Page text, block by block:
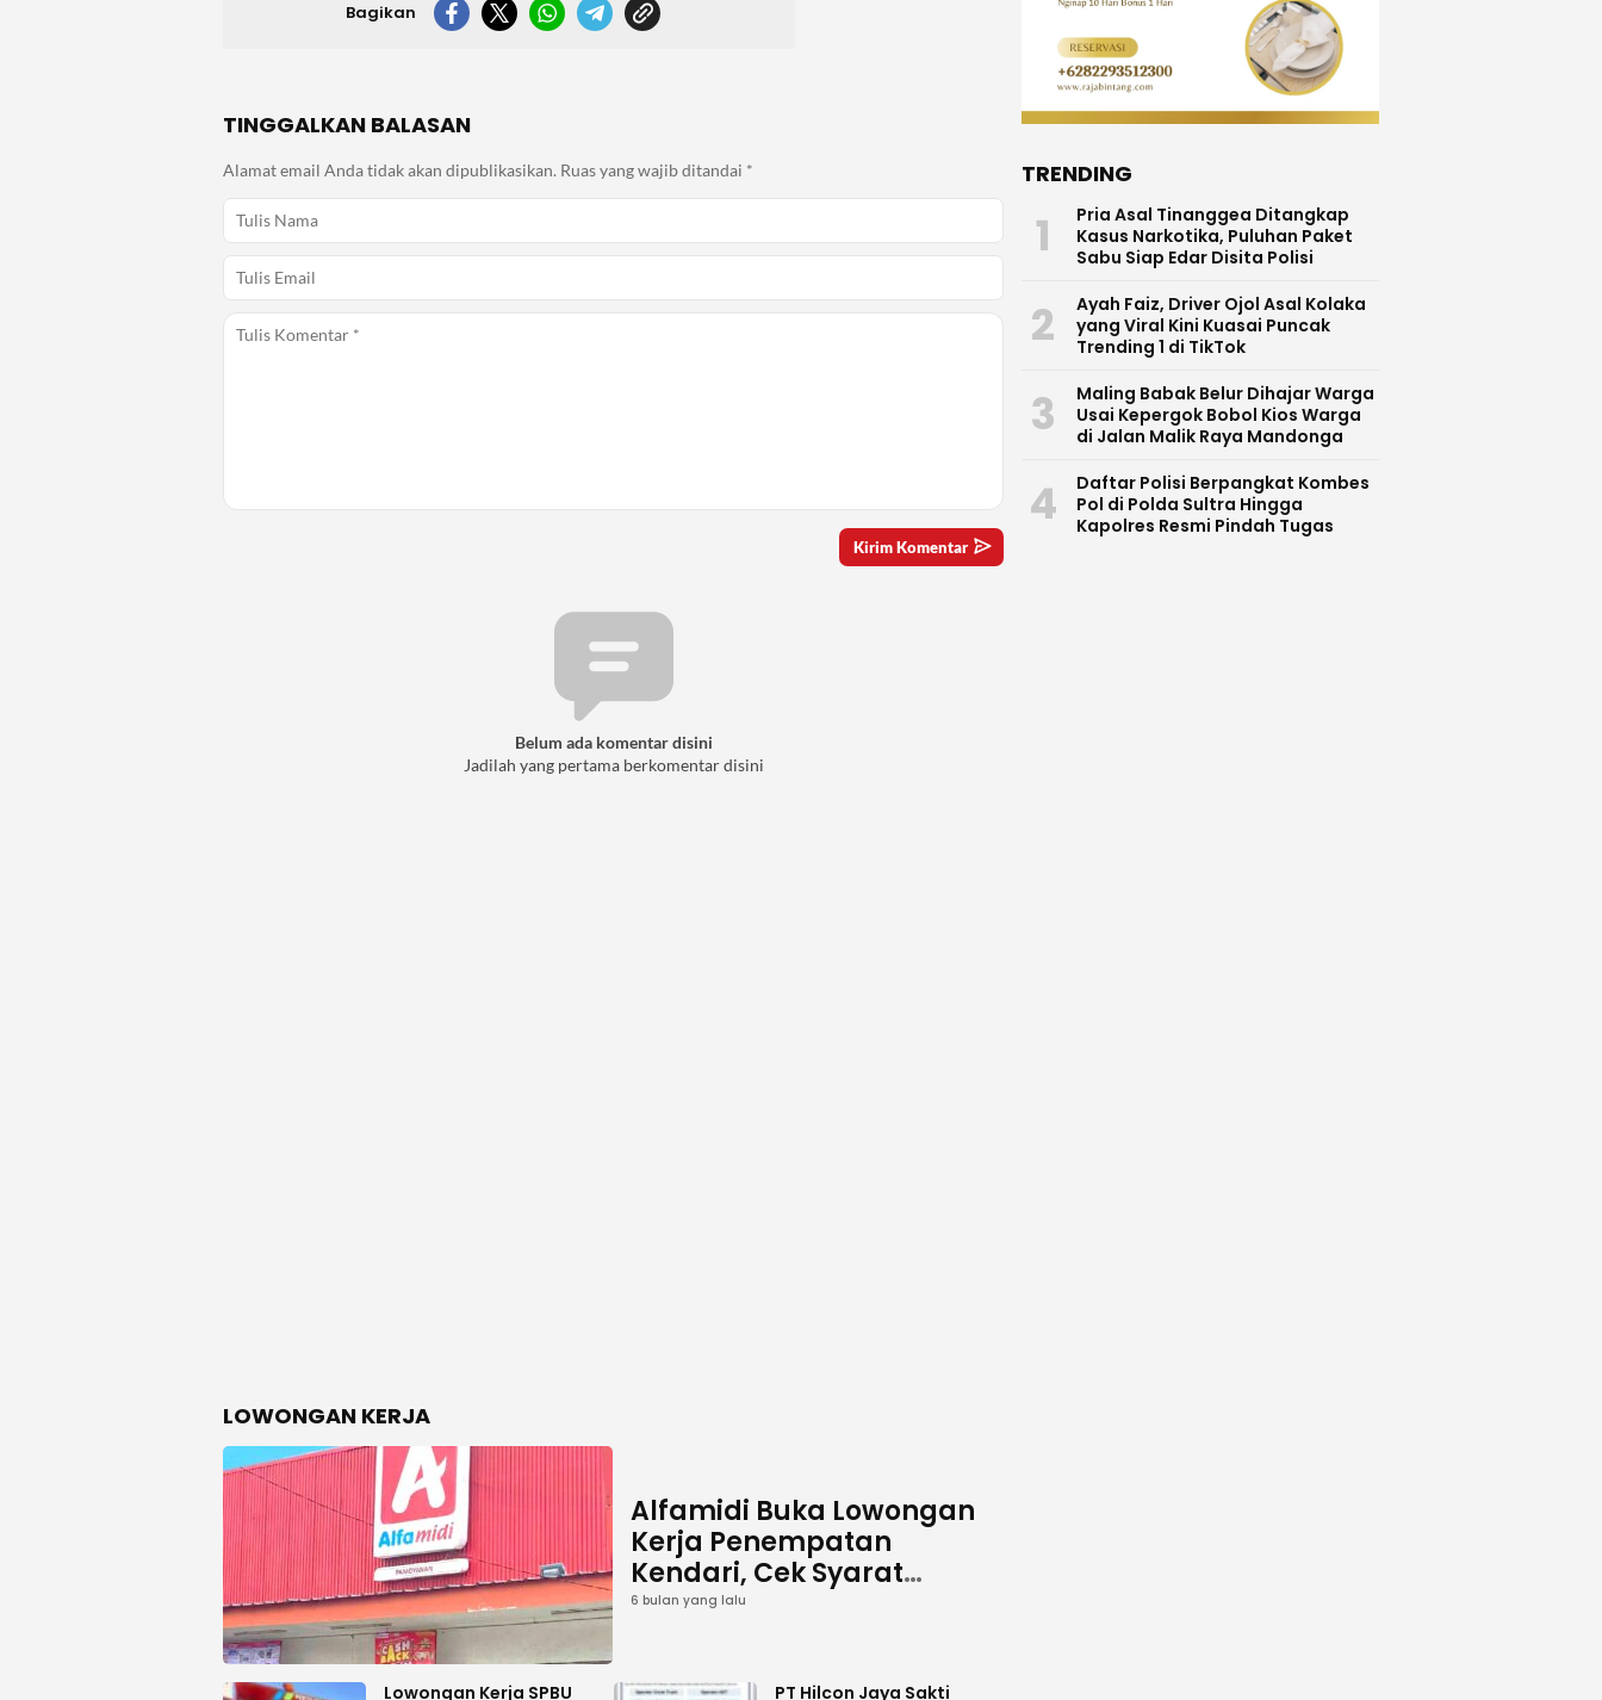
Bagikan
TINGGALKAN BALASAN
Alamat email Anda tidak akan dipublikasikan. Ruas yang wajib ditandai *
Belum ada komentar disini
Jadilah yang pertama berkomentar disini
LOWONGAN KERJA
Alfamidi Buka Lowongan
Kerja Penempatan
Kendari, Cek Syarat
Jadwal Pendaftarannya
6 bulan yang lalu
Lowongan Kerja SPBU PT Hilcon Jaya Sakti
TRENDING
1
Pria Asal Tinanggea Ditangkap
Kasus Narkotika, Puluhan Paket
Sabu Siap Edar Disita Polisi
2
Ayah Faiz, Driver Ojol Asal Kolaka
yang Viral Kini Kuasai Puncak
Trending 1 di TikTok
3
Maling Babak Belur Dihajar Warga
Usai Kepergok Bobol Kios Warga
di Jalan Malik Raya Mandonga
4
Daftar Polisi Berpangkat Kombes
Pol di Polda Sultra Hingga
Kapolres Resmi Pindah Tugas